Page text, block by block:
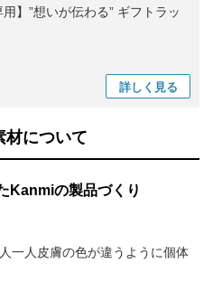
用】”想いが伝わる” ギフトラッ
詳しく 見る
材について
Kanmiの製品づくり
一人皮膚の色が違うように個体